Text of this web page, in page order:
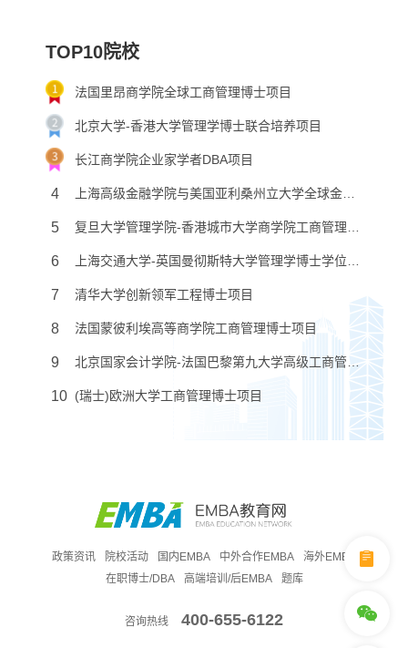
TOP10院校
法国里昂商学院全球工商管理博士项目
北京大学-香港大学管理学博士联合培养项目
长江商学院企业家学者DBA项目
4 上海高级金融学院与美国亚利桑州立大学全球金融工商管理博士学位项目
5 复旦大学管理学院-香港城市大学商学院工商管理博士项目
6 上海交通大学-英国曼彻斯特大学管理学博士学位教育项目
7 清华大学创新领军工程博士项目
8 法国蒙彼利埃高等商学院工商管理博士项目
9 北京国家会计学院-法国巴黎第九大学高级工商管理博士项目
10 (瑞士)欧洲大学工商管理博士项目
政策资讯 院校活动 国内EMBA 中外合作EMBA
海外EMBA
在职博士/DBA
高端培训/后EMBA 题库
咨询热线 400-655-6122